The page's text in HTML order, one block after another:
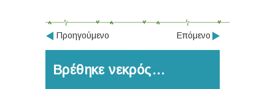
Προηγούμενο Επόμενο
Βρέθηκε νεκρός…